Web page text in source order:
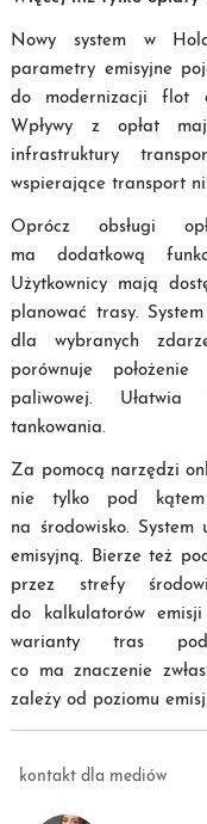
Nowy system w
parametry emisyjne
do modernizacji flot
Wpływy z opłat
infrastruktury
wspierające transport
Oprócz obsługi
ma dodatkową
Użytkownicy mają
planować trasy.
dla wybranych
porównuje
paliwowej. Ułatwia
tankowania.
Za pomocą narzędzi
nie tylko pod kątem
na środowisko.
emisyjną. Bierze też
przez strefy
do kalkulatorów
warianty tras pod
co ma znaczenie
zależy od poziomu
kontakt dla mediów